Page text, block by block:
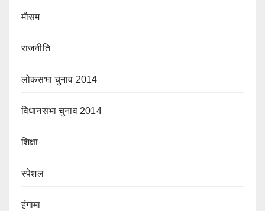
मौसम
राजनीति
लोकसभा चुनाव 2014
विधानसभा चुनाव 2014
शिक्षा
स्पेशल
हंगामा